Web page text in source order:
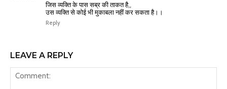
जिस व्यक्ति के पास सब्र की ताकत है,,
उस व्यक्ति से कोई भी मुकाबला नहीं कर सकता है।।
Reply
LEAVE A REPLY